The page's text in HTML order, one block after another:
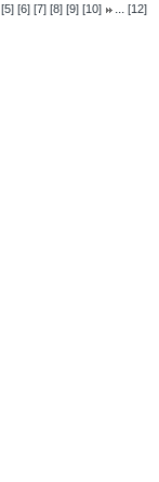
[5] [6] [7] [8] [9] [10] ...[12]